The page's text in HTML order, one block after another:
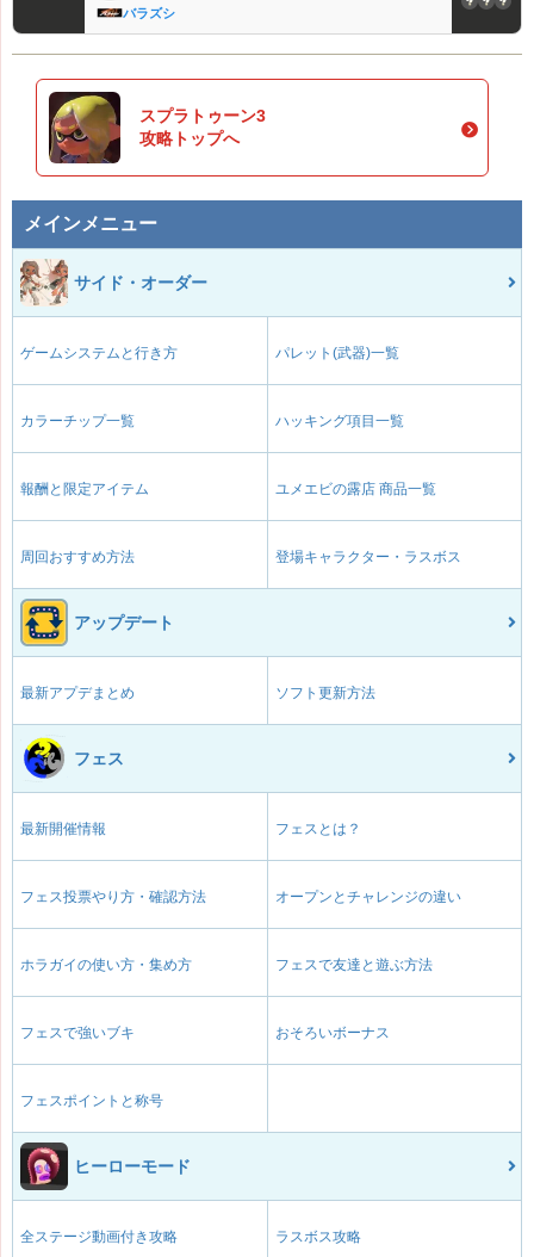
バラズシ
スプラトゥーン3
攻略トップへ
メインメニュー
サイド・オーダー
ゲームシステムと行き方 パレット(武器)一覧
カラーチップ一覧 ハッキング項目一覧
報酬と限定アイテム ユメエビの露店 商品一覧
周回おすすめ方法 登場キャラクター・ラスボス
アップデート
最新アプデまとめ ソフト更新方法
フェス
最新開催情報 フェスとは？
フェス投票やり方・確認方法 オープンとチャレンジの違い
ホラガイの使い方・集め方 フェスで友達と遊ぶ方法
フェスで強いブキ おそろいボーナス
フェスポイントと称号
ヒーローモード
全ステージ動画付き攻略 ラスボス攻略